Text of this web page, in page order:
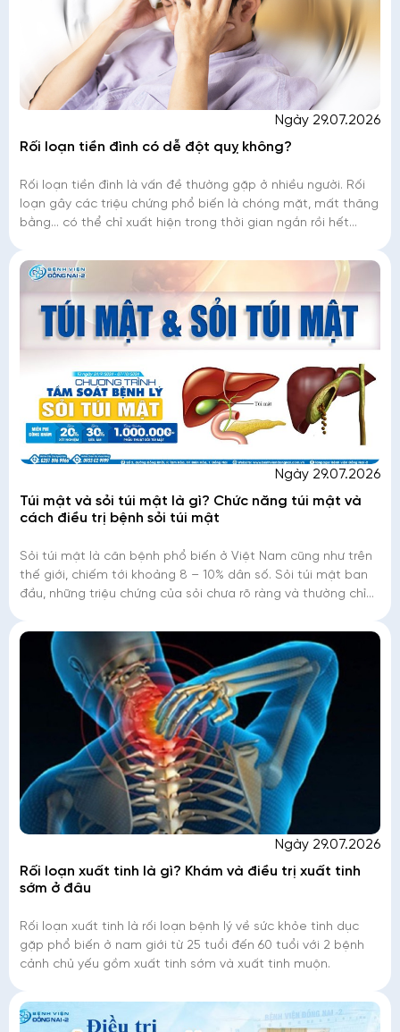
Ngày 29.07.2026
Rối loạn tiền đình có dễ đột quỵ không?
Rối loạn tiền đình là vấn đề thường gặp ở nhiều người. Rối
loạn gây các triệu chứng phổ biến là chóng mặt, mất thăng
bằng… có thể chỉ xuất hiện trong thời gian ngắn rồi hết
Ngày 29.07.2026
Túi mật và sỏi túi mật là gì? Chức năng túi mật và
cách điều trị bệnh sỏi túi mật
Sỏi túi mật là căn bệnh phổ biến ở Việt Nam cũng như trên
thế giới, chiếm tới khoảng 8 – 10% dân số. Sỏi túi mật ban
đầu, những triệu chứng của sỏi chưa rõ ràng và thường chỉ
Ngày 29.07.2026
Rối loạn xuất tinh là gì? Khám và điều trị xuất tinh
sớm ở đâu
Rối loạn xuất tinh là rối loạn bệnh lý về sức khỏe tình dục
gặp phổ biến ở nam giới từ 25 tuổi đến 60 tuổi với 2 bệnh
cảnh chủ yếu gồm xuất tinh sớm và xuất tinh muộn.